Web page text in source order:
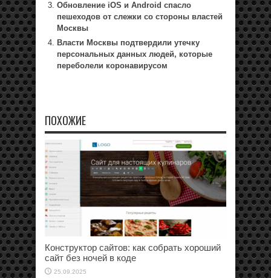
Обновление iOS и Android спасло
пешеходов от слежки со стороны властей
Москвы
Власти Москвы подтвердили утечку
персональных данных людей, которые
переболели коронавирусом
ПОХОЖИЕ
Конструктор сайтов: как собрать хороший
сайт без ночей в коде
25.09.2025